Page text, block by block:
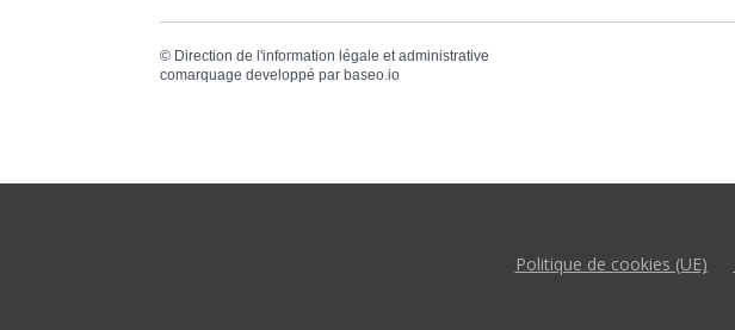
© Direction de l'information légale et administrative
comarquage developpé par baseo.io
Politique de cookies (UE)